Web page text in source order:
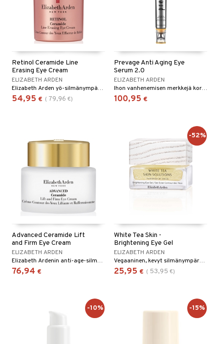
Retinol Ceramide Line
Erasing Eye Cream
ELIZABETH ARDEN
Elizabeth Arden yö-silmänympärysvoide hienoja juonteita ja ryppyjä vastaan
54,95 € ( 79,96 €)
Prevage Anti Aging Eye
Serum 2.0
ELIZABETH ARDEN
Ihon vanhenemisen merkkejä korjaava silmänympärysseerumi
100,95 €
Advanced Ceramide Lift
and Firm Eye Cream
ELIZABETH ARDEN
Elizabeth Ardenin anti-age-silmänympärysvoide
76,94 €
White Tea Skin -
Brightening Eye Gel
ELIZABETH ARDEN
Vegaaninen, kevyt silmänympärysgeeli, joka herättää välittömästi väsyneet silmät
25,95 € ( 53,95 €)
-52%
-10% -15%